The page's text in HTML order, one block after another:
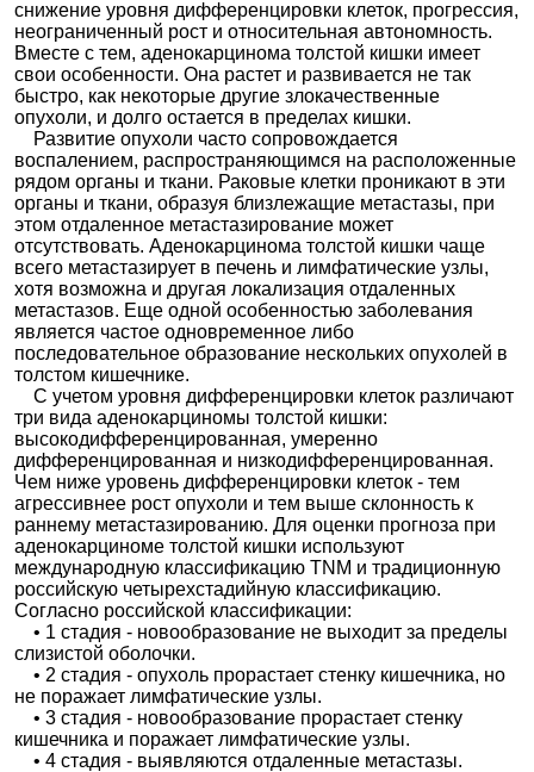
снижение уровня дифференцировки клеток, прогрессия,
неограниченный рост и относительная автономность.
Вместе с тем, аденокарцинома толстой кишки имеет
свои особенности. Она растет и развивается не так
быстро, как некоторые другие злокачественные
опухоли, и долго остается в пределах кишки.
Развитие опухоли часто сопровождается
воспалением, распространяющимся на расположенные
рядом органы и ткани. Раковые клетки проникают в эти
органы и ткани, образуя близлежащие метастазы, при
этом отдаленное метастазирование может
отсутствовать. Аденокарцинома толстой кишки чаще
всего метастазирует в печень и лимфатические узлы,
хотя возможна и другая локализация отдаленных
метастазов. Еще одной особенностью заболевания
является частое одновременное либо
последовательное образование нескольких опухолей в
толстом кишечнике.
С учетом уровня дифференцировки клеток различают
три вида аденокарциномы толстой кишки:
высокодифференцированная, умеренно
дифференцированная и низкодифференцированная.
Чем ниже уровень дифференцировки клеток - тем
агрессивнее рост опухоли и тем выше склонность к
раннему метастазированию. Для оценки прогноза при
аденокарциноме толстой кишки используют
международную классификацию TNM и традиционную
российскую четырехстадийную классификацию.
Согласно российской классификации:
• 1 стадия - новообразование не выходит за пределы
слизистой оболочки.
• 2 стадия - опухоль прорастает стенку кишечника, но
не поражает лимфатические узлы.
• 3 стадия - новообразование прорастает стенку
кишечника и поражает лимфатические узлы.
• 4 стадия - выявляются отдаленные метастазы.